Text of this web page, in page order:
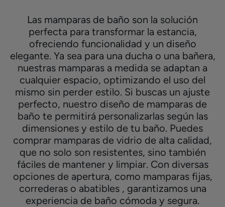
Las mamparas de baño son la solución
perfecta para transformar la estancia,
ofreciendo funcionalidad y un diseño
elegante. Ya sea para una ducha o una bañera,
nuestras mamparas a medida se adaptan a
cualquier espacio, optimizando el uso del
mismo sin perder estilo. Si buscas un ajuste
perfecto, nuestro diseño de mamparas de
baño te permitirá personalizarlas según las
dimensiones y estilo de tu baño. Puedes
comprar mamparas de vidrio de alta calidad,
que no solo son resistentes, sino también
fáciles de mantener y limpiar. Con diversas
opciones de apertura, como mamparas fijas,
correderas o abatibles , garantizamos una
experiencia de baño cómoda y segura.